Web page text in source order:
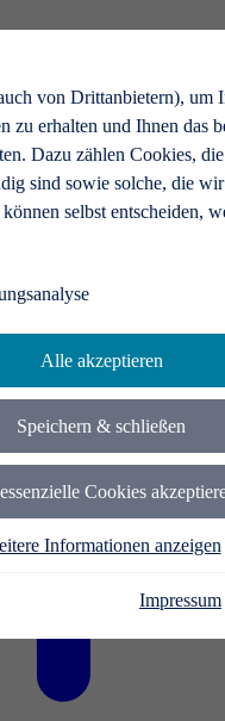
von Drittanbietern), um
zu erhalten und Ihnen das
Dazu zählen Cookies,
sind sowie solche, die
selbst entscheiden,
Alle akzeptieren
Speichern & schließen
Cookies
Informationen anzeigen
Impressum
Bühne